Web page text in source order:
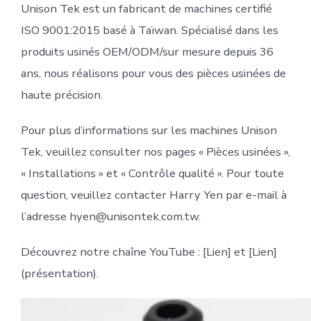
Unison Tek est un fabricant de machines certifié
ISO 9001:2015 basé à Taïwan. Spécialisé dans les
produits usinés OEM/ODM/sur mesure depuis 36
ans, nous réalisons pour vous des pièces usinées de
haute précision.
Pour plus d’informations sur les machines Unison
Tek, veuillez consulter nos pages « Pièces usinées »,
« Installations » et « Contrôle qualité ». Pour toute
question, veuillez contacter Harry Yen par e-mail à
l’adresse hyen@unisontek.com.tw.
Découvrez notre chaîne YouTube : [Lien] et [Lien]
(présentation).